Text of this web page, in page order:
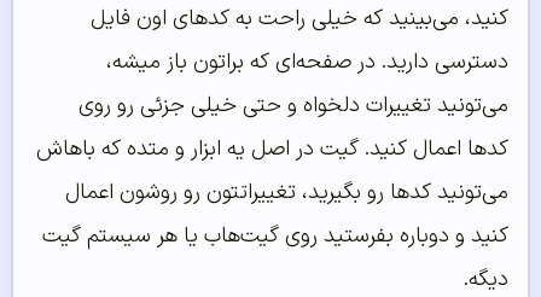
کنید، می‌بینید که خیلی راحت به کدهای اون فایل
دسترسی دارید. در صفحه‌ای که براتون باز میشه،
می‌تونید تغییرات دلخواه و حتی خیلی جزئی رو روی
کدها اعمال کنید. گیت در اصل یه ابزار و متده که باهاش
می‌تونید کدها رو بگیرید، تغییراتتون رو روشون اعمال
کنید و دوباره بفرستید روی گیت‌هاب یا هر سیستم گیت
دیگه.